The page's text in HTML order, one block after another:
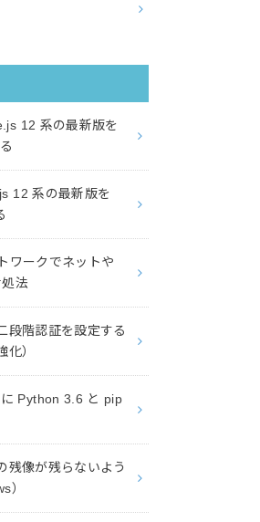
12 系の最新版を
12 系の最新版を
ワークでネットや
法
段階認証を設定する
化）
Python 3.6 と pip
残像が残らないよう
）